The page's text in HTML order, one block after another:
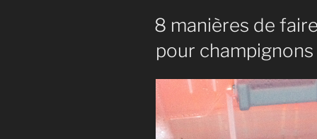
8 manières de
pour champignons